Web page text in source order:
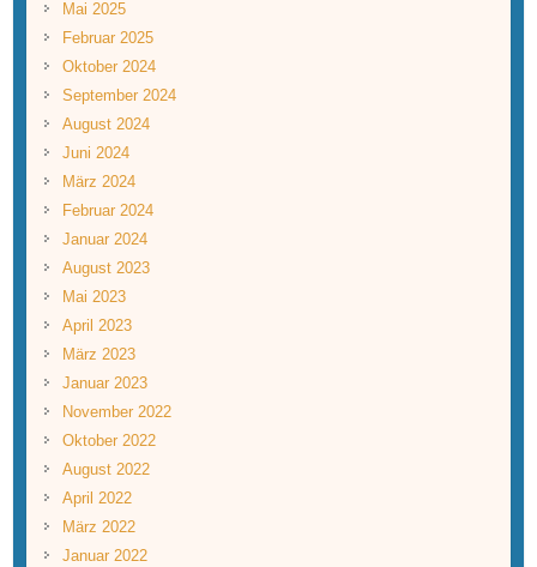
Mai 2025
Februar 2025
Oktober 2024
September 2024
August 2024
Juni 2024
März 2024
Februar 2024
Januar 2024
August 2023
Mai 2023
April 2023
März 2023
Januar 2023
November 2022
Oktober 2022
August 2022
April 2022
März 2022
Januar 2022